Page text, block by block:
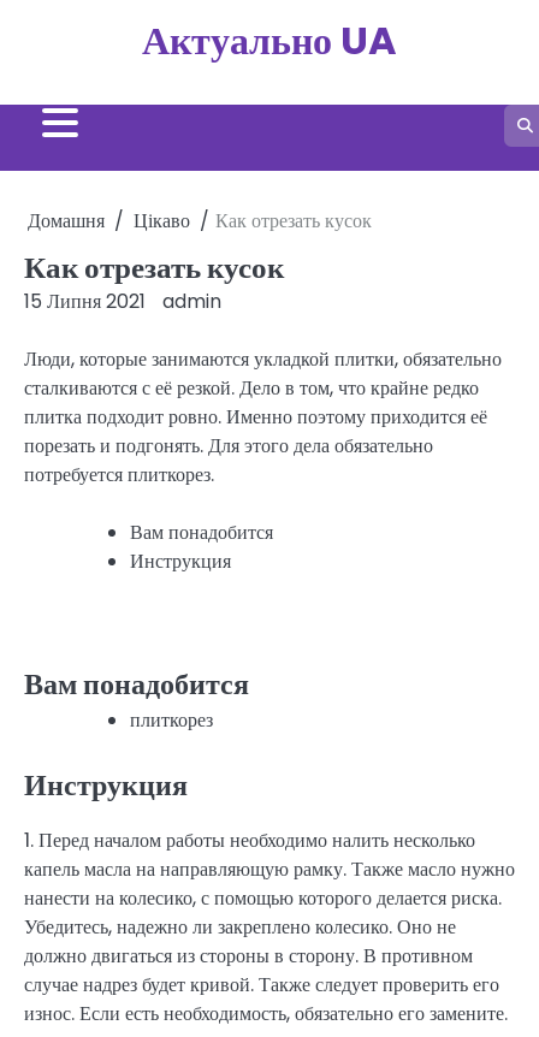
Актуально UA
Домашня Цікаво Как отрезать кусок
Как отрезать кусок
15 Липня 2021 admin
Люди, которые занимаются укладкой плитки, обязательно
сталкиваются с её резкой. Дело в том, что крайне редко
плитка подходит ровно. Именно поэтому приходится её
порезать и подгонять. Для этого дела обязательно
потребуется плиткорез.
Вам понадобится
Инструкция
Вам понадобится
плиткорез
Инструкция
1. Перед началом работы необходимо налить несколько
капель масла на направляющую рамку. Также масло нужно
нанести на колесико, с помощью которого делается риска.
Убедитесь, надежно ли закреплено колесико. Оно не
должно двигаться из стороны в сторону. В противном
случае надрез будет кривой. Также следует проверить его
износ. Если есть необходимость, обязательно его замените.